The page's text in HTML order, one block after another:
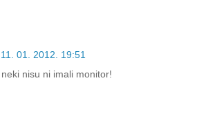
11. 01. 2012. 19:51
nisu ni imali monitor!